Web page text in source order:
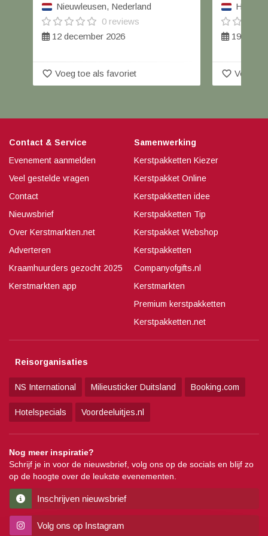
Nieuwleusen, Nederland
0 reviews
12 december 2026
favorite_border Voeg toe als favoriet
19
favorite_border Voeg
Contact & Service
Evenement aanmelden
Veel gestelde vragen
Contact
Nieuwsbrief
Over Kerstmarkten.net
Adverteren
Kraamhuurders gezocht 2025
Kerstmarkten app
Samenwerking
Kerstpakketten Kiezer
Kerstpakket Online
Kerstpakketten idee
Kerstpakketten Tip
Kerstpakket Webshop
Kerstpakketten
Companyofgifts.nl
Kerstmarkten
Premium kerstpakketten
Kerstpakketten.net
Reisorganisaties
NS International Milieusticker Duitsland Booking.com
Hotelspecials Voordeeluitjes.nl
Nog meer inspiratie?
Schrijf je in voor de nieuwsbrief, volg ons op de socials en blijf zo
op de hoogte over de leukste evenementen.
Inschrijven nieuwsbrief
Volg ons op Instagram